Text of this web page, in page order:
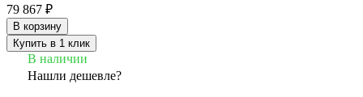
79 867 ₽
В корзину
Купить в 1 клик
В наличии
Нашли дешевле?